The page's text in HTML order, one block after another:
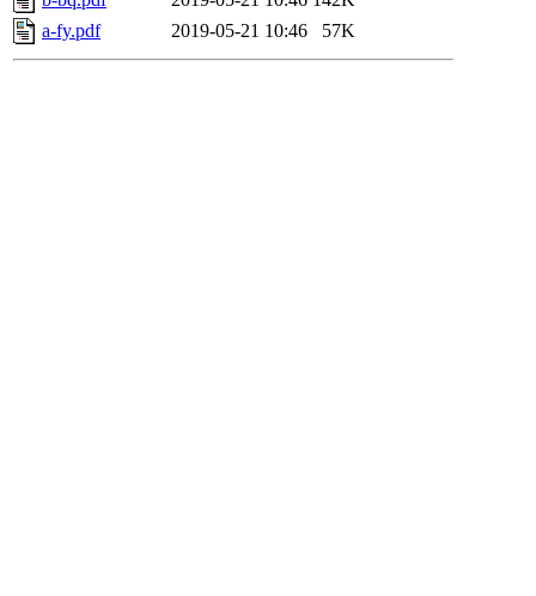
a-fy.pdf
2019-05-21 10:46 57K